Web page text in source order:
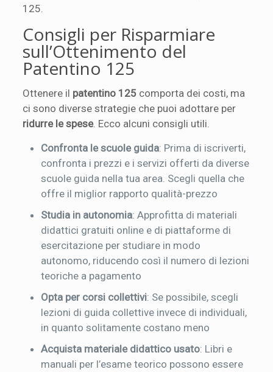
125.
Consigli per Risparmiare
sull’Ottenimento del
Patentino 125
Ottenere il patentino 125 comporta dei costi, ma
ci sono diverse strategie che puoi adottare per
ridurre le spese. Ecco alcuni consigli utili.
Confronta le scuole guida: Prima di iscriverti,
confronta i prezzi e i servizi offerti da diverse
scuole guida nella tua area. Scegli quella che
offre il miglior rapporto qualità-prezzo
Studia in autonomia: Approfitta di materiali
didattici gratuiti online e di piattaforme di
esercitazione per studiare in modo
autonomo, riducendo così il numero di lezioni
teoriche a pagamento
Opta per corsi collettivi: Se possibile, scegli
lezioni di guida collettive invece di individuali,
in quanto solitamente costano meno
Acquista materiale didattico usato: Libri e
manuali per l’esame teorico possono essere